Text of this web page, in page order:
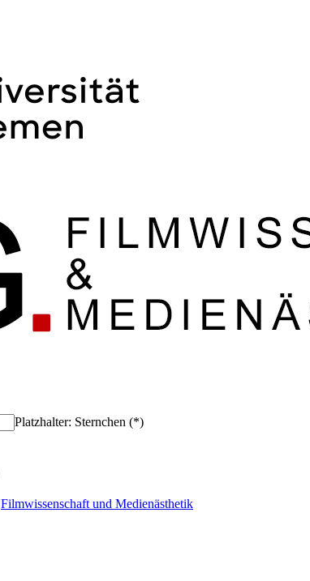
Platzhalter: Sternchen (*)
Filmwissenschaft und Medienästhetik